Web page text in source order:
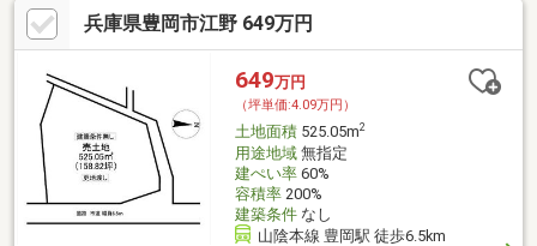
兵庫県豊岡市江野 649万円
649万円
（坪単価:4.09万円）
土地面積525.05m2
用途地域無指定
建ぺい率60%
容積率200%
建築条件なし
山陰本線 豊岡駅 徒歩6.5km